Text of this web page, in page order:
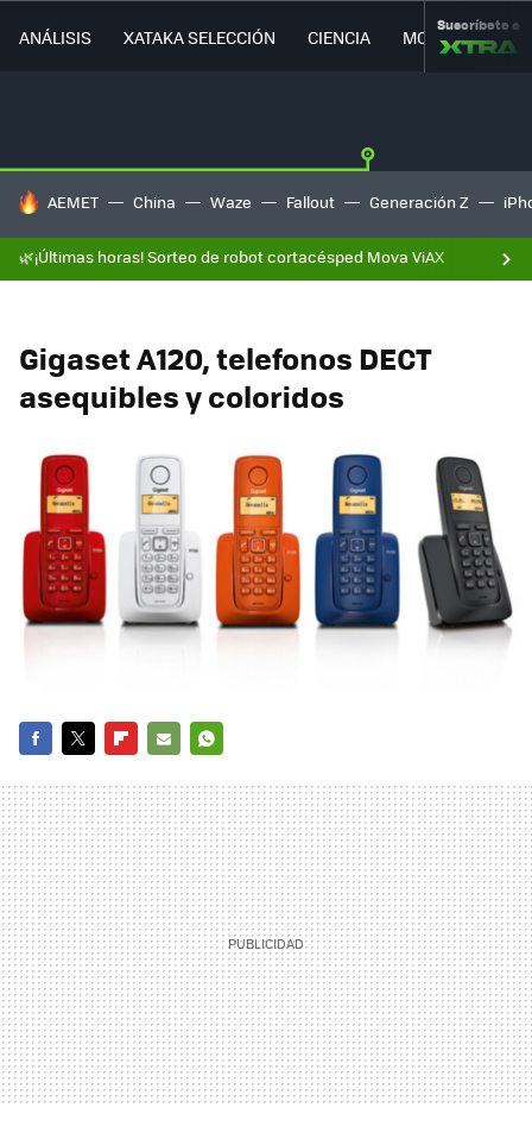
ANÁLISIS XATAKA SELECCIÓN CIENCIA MOVILIDAD
Suscríbete a
HOY SE HABLA DE
AEMET China Waze Fallout Generación Z
🌿¡Últimas horas! Sorteo de robot cortacésped Mova ViAX
Gigaset A120, telefonos DECT
asequibles y coloridos
MAIL